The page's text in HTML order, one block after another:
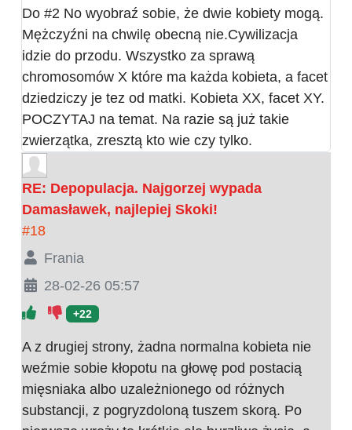
Do #2 No wyobraź sobie, że dwie kobiety mogą.
Mężczyźni na chwilę obecną nie.Cywilizacja
idzie do przodu. Wszystko za sprawą
chromosomów X które ma każda kobieta, a facet
dziedziczy je tez od matki. Kobieta XX, facet XY.
POCZYTAJ na temat. Na razie są już takie
zwierzątka, zresztą kto wie czy tylko.
RE: Depopulacja. Najgorzej wypada
Damasławek, najlepiej Skoki!
#18
Frania
28-02-26 05:57
+22
A z drugiej strony, żadna normalna kobieta nie
weźmie sobie kłopotu na głowę pod postacią
mięsniaka albo uzależnionego od różnych
substancji, z pogryzdoloną tuszem skorą. Po